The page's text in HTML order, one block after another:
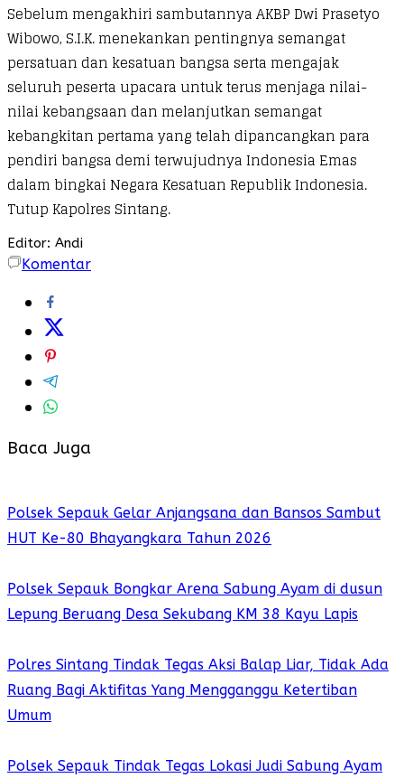
Sebelum mengakhiri sambutannya AKBP Dwi Prasetyo
Wibowo, S.I.K. menekankan pentingnya semangat
persatuan dan kesatuan bangsa serta mengajak
seluruh peserta upacara untuk terus menjaga nilai-
nilai kebangsaan dan melanjutkan semangat
kebangkitan pertama yang telah dipancangkan para
pendiri bangsa demi terwujudnya Indonesia Emas
dalam bingkai Negara Kesatuan Republik Indonesia.
Tutup Kapolres Sintang.
Editor: Andi
Komentar
Baca Juga
Polsek Sepauk Gelar Anjangsana dan Bansos Sambut
HUT Ke-80 Bhayangkara Tahun 2026
Polsek Sepauk Bongkar Arena Sabung Ayam di dusun
Lepung Beruang Desa Sekubang KM 38 Kayu Lapis
Polres Sintang Tindak Tegas Aksi Balap Liar, Tidak Ada
Ruang Bagi Aktifitas Yang Mengganggu Ketertiban
Umum
Polsek Sepauk Tindak Tegas Lokasi Judi Sabung Ayam